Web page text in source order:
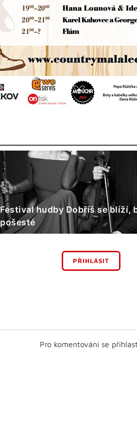
Festival hudby Dobříš se blíží,
pošesté
PŘIHLÁSIT
Pro komentování se